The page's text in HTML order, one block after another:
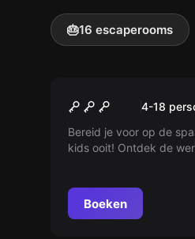
🎂16 escaperooms
Nieuw
Quiz Room
4-18
Bereid je voor op de
kids ooit! Ontdek de
laat het avontuur
nieuwsgierige jonge
Boeken